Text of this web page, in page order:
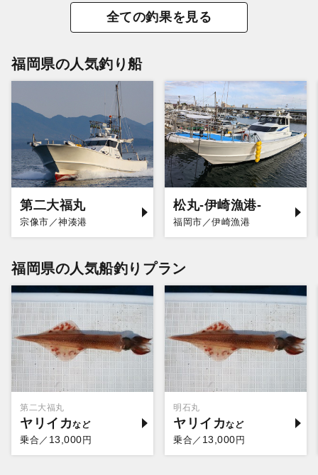
全ての釣果を見る
福岡県の人気釣り船
第二大福丸
宗像市／神湊港
松丸-伊崎漁港-
福岡市／伊崎漁港
福岡県の人気船釣りプラン
第二大福丸
ヤリイカ
乗合／ 13,000円
明石丸
ヤリイカ
乗合／ 13,000円